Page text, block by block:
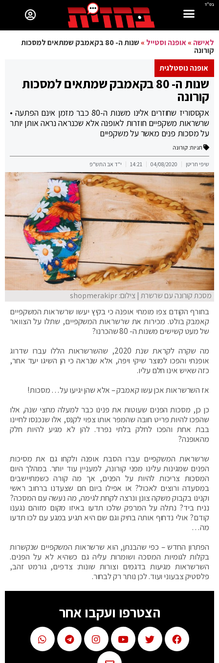
בס"ד
לאישה »אופנה וסטייל » שנות ה- 80 בקאמבק שמתאים למסכות
קורונה
אופנה נוסטלגית
שנות ה- 80 בקאמבק שמתאים למסכות
קורונה
אקססוריז שחוזרים אלינו משנות ה-80 כבר מזמן אינם הפתעה •
שרשראות משקפיים חוזרות לאופנה אלא שכנראה נראה אותן יותר
על מסכות פנים מאשר על משקפיים
תגיות: קורונה
שיפי חריטן 04/08/2020
14:21 י"ד אב התש"פ
מסכת קורונה עם שרשרת | צילום: shopmerakipr
בחורף הקודם צפו מומחי אופנה כי בקיץ יעשו שרשראות המשקפיים
קאמבק בולט. מכירות את שרשראות המשקפיים, שתלו על הצוואר
של מעט קשישים משנות ה- 80 שהכרנו?
מה שקרה לקראת שנת 2020, שהשרשראות הללו עברו שדרוג
אופנתי והפכו למוצר שיקי ויפה, אלא שנראה כי הן השיגו יעד אחר,
כזה שאיש אינו חלם עליו.
אז השרשראות אכן עשו קאמבק – אלא שהן יגיעו על… מסכות!
כן כן, מסכות הפנים שעוטות את פנינו כבר למעלה מחצי שנה, אלו
שהפכו להיות פריט חובה שהמפר אותו צפוי לקנס, אלו שנכנסו לחיינו
בבת אחת והפכו לחלק בלתי נפרד. להן לא מגיע להיות חלק
מהאופנה?
שרשראות המשקפיים עברו הסבת אופנה ולקחו גם את מסיכות
הפנים שמגינות עלינו מפני קורונה, למעניין עוד יותר. במהלך היום
המסכות צריכות להיות על הפנים, אך מה קורה כשמתיישבים
במסעדה ורוצים לאכול? או אפילו ביום חם שצעדנו ברחוב ראשי
וקנינו בקבוק משקה צונן ונרצה לקחת לגימה, מה נעשה עם המסכה?
נניח ביד? נתלה על המרפק שלכו תדעו באיזו מקום מזוהם נגענו
קודם? אולי נדחוף אותה בתיק וגם שם היא תגיע במגע עם לכו תדעו
מה…
הפתרון החדש – כפי שהבנתן, הוא שרשראות המשקפיים שנקשרות
בקלות לגומיות המסכה ושומרות עליה גם כשהיא לא על הפנים.
השרשראות מגיעות בדגמים וצורות שונות: צדפים, גורמט זהב,
פלסטיק צבעוני ועוד. לכן נותר רק לבחור.
הצטרפו ועקבו אחר